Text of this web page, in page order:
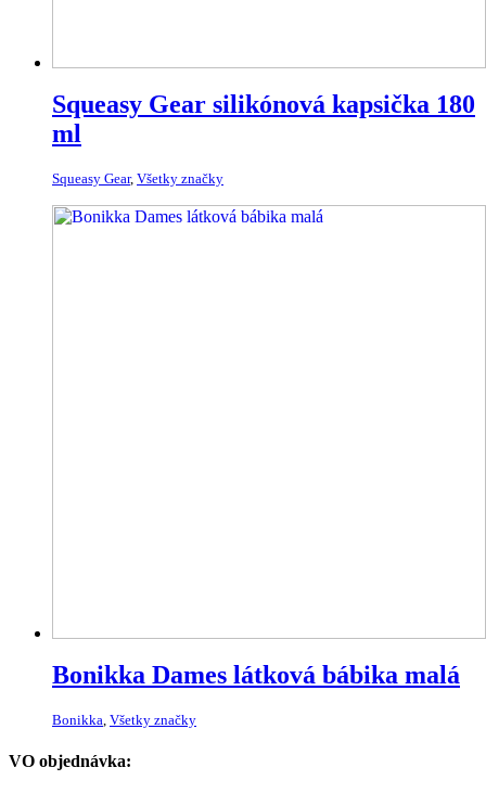
Squeasy Gear silikónová kapsička 180
ml
Squeasy Gear, Všetky značky
Bonikka Dames látková bábika malá
Bonikka Všetky značky
VO objednávka: